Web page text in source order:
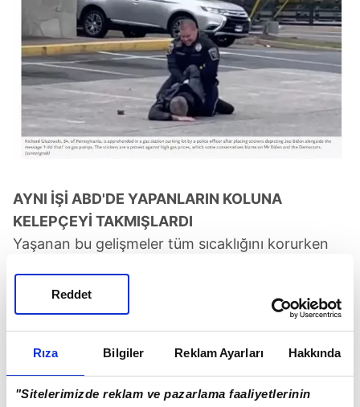
Rıza Bilgiler Reklam Ayarları Hakkında
"Sitelerimizde reklam ve pazarlama faaliyetlerinin
Reddet
AYNI İŞİ ABD'DE YAPANLARIN KOLUNA
KELEPÇEYİ TAKMIŞLARDI
Yaşanan bu gelişmeler tüm sıcaklığını korurken
Akkoyun'un tasarladığı çıkartmaların bir
benzerinin uygulandığı ABD'de etiket yapıştıran
şahısların 'kamu düzenini bozmak' ve 'özel mülke
zarar' suçlarından tutuklandığı ortaya çıktı.